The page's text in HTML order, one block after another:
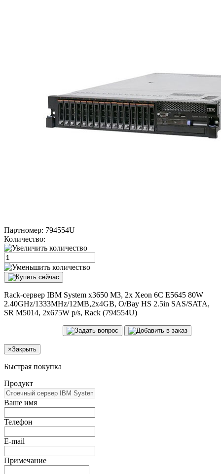
Партномер: 794554U
Количество:
Rack-сервер IBM System x3650 M3, 2x Xeon 6C E5645 80W
2.40GHz/1333MHz/12MB,2x4GB, O/Bay HS 2.5in SAS/SATA,
SR M5014, 2x675W p/s, Rack (794554U)
×Закрыть
Быстрая покупка
Продукт
Ваше имя
Телефон
E-mail
Примечание